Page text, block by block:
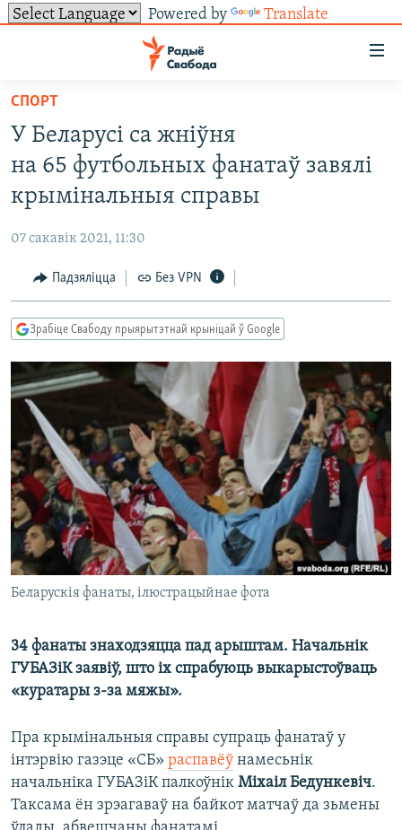
Powered by Translate
ўнівэрсальнага
доступу
Перайсьці
да
галоўнага
зьместу
Перайсьці
да
навігацыі
Перайсьці
да
УСЕ НАВІНЫ
ВІДЭА І ФОТА
ЭКАНОМІКА
ПАЛІТВЯЗЬНІ
КУЛЬТУРА
КАЛЯНДАР
ТОЛЬКІ НА СВАБОДЗЕ
ГІСТОРЫЯ НА СВАБОДЗЕ
ПАДКАСТЫ
PREMIUM
МОВА
НА ХВАЛЯХ СВАБОДЫ
ПАДЗЯЛІЦЦА ІНФАРМАЦЫЯЙ
ПАДКАСТЫ
Усе сайты РС/РСЭ
СПОРТ
У Беларусі са жніўня
на 65 футбольных фанатаў завялі
крымінальныя справы
07 сакавік 2021, 11:30
Падзяліцца Без VPN
Зрабіце Свабоду прыярытэтнай крыніцай ў Google
Беларускія фанаты, ілюстрацыйнае фота
34 фанаты знаходзяцца пад арыштам. Начальнік
ГУБАЗіК заявіў, што іх спрабуюць выкарыстоўваць
«куратары з-за мяжы».
Пра крымінальныя справы супраць фанатаў у
інтэрвію газэце «СБ» распавёў намесьнік
начальніка ГУБАЗіК палкоўнік Міхаіл Бедункевіч.
Таксама ён зрэагаваў на байкот матчаў да зьмены